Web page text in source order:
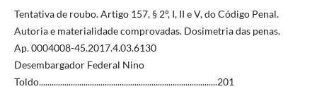
Tentativa de roubo. Artigo 157, § 2°, I, II e V, do Código Penal.
Autoria e materialidade comprovadas. Dosimetria das penas.
Ap. 0004008-45.2017.4.03.6130
Desembargador Federal Nino
Toldo....................................................................................201